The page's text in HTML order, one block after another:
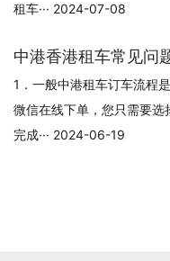
租车··· 2024-07-08
中港香港租车常见问
1．一般中港租车订车流程
微信在线下单，您只需要
完成··· 2024-06-19